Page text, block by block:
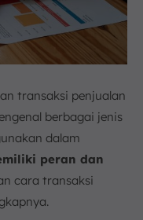
transaksi penjualan
berbagai jenis
dalam
peran dan
cara transaksi